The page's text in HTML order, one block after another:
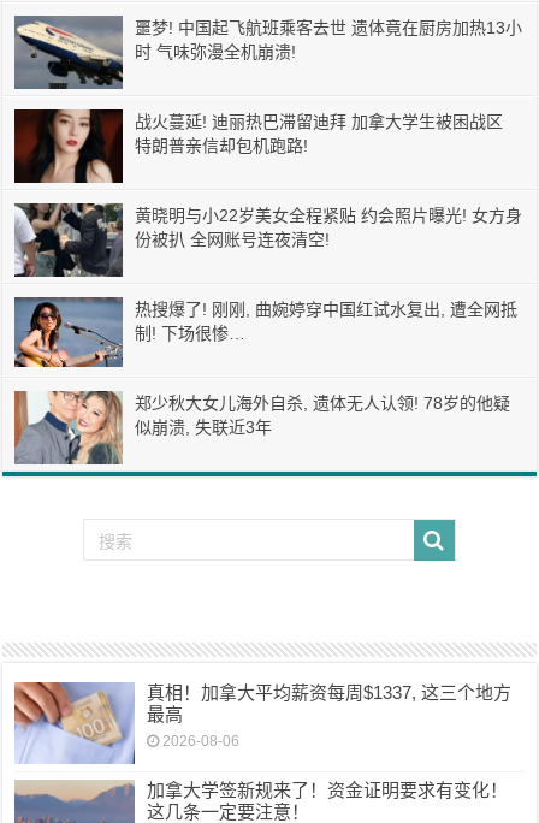
噩梦! 中国起飞航班乘客去世 遗体竟在厨房加热13小
时 气味弥漫全机崩溃!
战火蔓延! 迪丽热巴滞留迪拜 加拿大学生被困战区
特朗普亲信却包机跑路!
黄晓明与小22岁美女全程紧贴 约会照片曝光! 女方身
份被扒 全网账号连夜清空!
热搜爆了! 刚刚, 曲婉婷穿中国红试水复出, 遭全网抵
制! 下场很惨…
郑少秋大女儿海外自杀, 遗体无人认领! 78岁的他疑
似崩溃, 失联近3年
真相！加拿大平均薪资每周$1337, 这三个地方
最高
2026-08-06
加拿大学签新规来了！资金证明要求有变化！
这几条一定要注意！